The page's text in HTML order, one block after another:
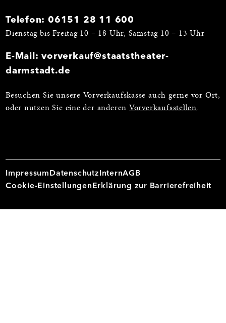
Telefon:06151 28 11 600
Dienstag bis Freitag 10 – 18 Uhr, Samstag 10 – 13 Uhr
E-Mail:vorverkauf@staatstheater-
darmstadt.de
Besuchen Sie unsere Vorverkaufskasse auch gerne vor Ort,
oder nutzen Sie eine der anderen Vorverkaufsstellen.
Impressum Datenschutz InternAGB
Cookie-Einstellungen Erklärung zur Barrierefreiheit